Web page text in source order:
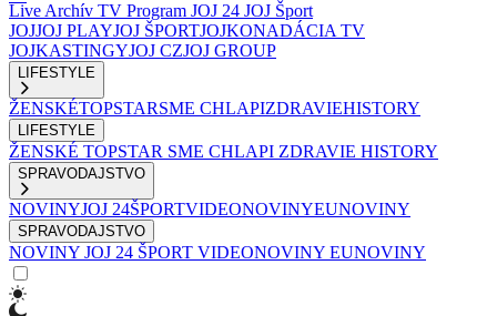
Live Archív TV Program JOJ 24 JOJ Šport
JOJJOJ PLAYJOJ ŠPORTJOJKONADÁCIA TV
JOJKASTINGYJOJ CZJOJ GROUP
LIFESTYLE
ŽENSKÉTOPSTARSME CHLAPIZDRAVIEHISTORY
LIFESTYLE
ŽENSKÉ TOPSTAR SME CHLAPI ZDRAVIE HISTORY
SPRAVODAJSTVO
NOVINYJOJ 24ŠPORTVIDEONOVINYEUNOVINY
SPRAVODAJSTVO
NOVINY JOJ 24 ŠPORT VIDEONOVINY EUNOVINY